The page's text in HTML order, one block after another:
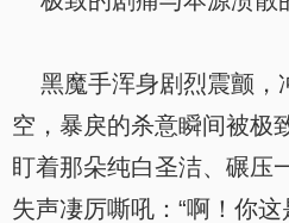
黑魔手浑身剧烈震颤，
空，暴戾的杀意瞬间被极
盯着那朵纯白圣洁、碾压
失声凄厉嘶吼：“啊！你